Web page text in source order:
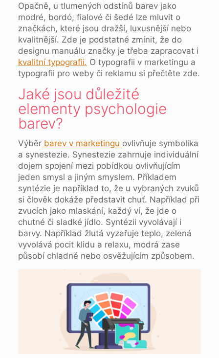
Opačně, u tlumených odstínů barev jako
modré, bordó, fialové či šedé lze mluvit o
značkách, které jsou dražší, luxusnější nebo
kvalitnější. Zde je podstatné zmínit, že do
designu manuálu značky je třeba zapracovat i
kvalitní typografii. O typografii v marketingu a
typografii pro weby či reklamu si přečtěte zde.
Jaké jsou důležité
elementy psychologie
barev?
Výběrbarev v marketingu ovlivňuje symbolika
a synestezie. Synestezie zahrnuje individuální
dojem spojení mezi pobídkou ovlivňujícím
jeden smysl a jiným smyslem. Příkladem
syntézie je například to, že u vybraných zvuků
si člověk dokáže představit chuť. Například při
zvucích jako mlaskání, každý ví, že jde o
chutné či sladké jídlo. Syntézii vyvolávají i
barvy. Například žlutá vyzařuje teplo, zelená
vyvolává pocit klidu a relaxu, modrá zase
působí chladně nebo osvěžujícím způsobem.